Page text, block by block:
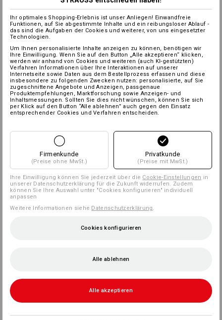
Ihr optimales Shopping-Erlebnis ist unser Anliegen! Einwandfreie
Funktionen, auf Sie abgestimmte Inhalte und ein reibungsloser Ablauf -
das sind die Aufgaben der Cookies und weiterer, von uns eingesetzter
Technologien.
Um Ihnen personalisierte Inhalte anzeigen zu können, benötigen wir
Ihre Einwilligung. Wenn Sie auf den Button „Alle akzeptieren“ klicken,
werden wir anhand von Cookies und weiteren (auch KI-gestützten)
Verfahren Informationen über Ihre Interaktionen auf unserer
Internetseite sowie Daten aus dem Bestellprozess erfassen und diese
insbesondere zu folgenden Zwecken nutzen: personalisierte, auf Sie
zugeschnittene Angebote und Anzeigen, passgenaue
Produktempfehlungen, Marktforschung sowie Anzeigen- und
Inhaltsmessungen. Sollten Sie dies nicht wünschen, können Sie sich
per Klick auf den Button “Alle ablehnen” auch gegen den Einsatz
entsprechender Cookies und Verfahren entscheiden.
Firmenkunde
(Preise ohne MwSt.)
Privatkunde
(Preise mit MwSt.)
Ihre Einwilligung können Sie jederzeit über die Cookie-Einstellungen in
unserer Datenschutzerklärung für die Zukunft widerrufen. Zudem
können Sie Ihre Auswahl unter "Cookies konfigurieren" individuell
anpassen
Weitere Informationen siehe Datenschutzerklärung.
Cookies konfigurieren
Alle ablehnen
Alle akzeptieren